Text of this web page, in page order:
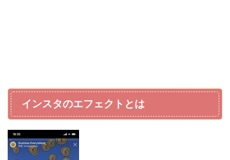
インスタのエフェクトとは